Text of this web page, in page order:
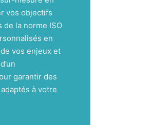
vos objectifs
de la norme ISO
en
vos enjeux et
garantir des
à votre